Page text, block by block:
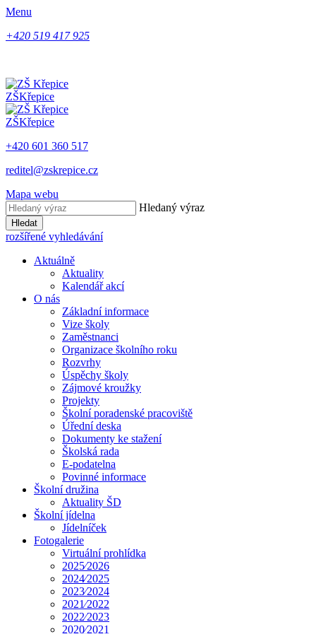
Menu
+420 519 417 925
ZŠKřepice
ZŠKřepice
+420 601 360 517
reditel@zskrepice.cz
Mapa webu
Hledaný výraz
Hledat
rozšířené vyhledávání
Aktuálně
Aktuality
Kalendář akcí
O nás
Základní informace
Vize školy
Zaměstnanci
Organizace školního roku
Rozvrhy
Úspěchy školy
Zájmové kroužky
Projekty
Školní poradenské pracoviště
Úřední deska
Dokumenty ke stažení
Školská rada
E-podatelna
Povinné informace
Školní družina
Aktuality ŠD
Školní jídelna
Jídelníček
Fotogalerie
Virtuální prohlídka
2025⁄2026
2024⁄2025
2023⁄2024
2021⁄2022
2022⁄2023
2020⁄2021